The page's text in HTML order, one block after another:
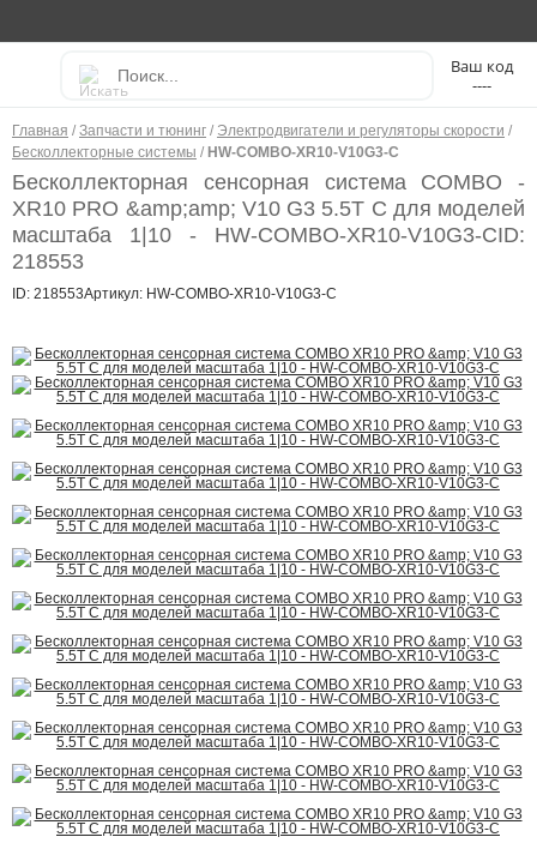
----
Главная / Запчасти и тюнинг / Электродвигатели и регуляторы скорости /
Бесколлекторные системы / HW-COMBO-XR10-V10­G3­-C
Бесколлекторная сенсорная система COMBO ­
XR10 PRO &amp;amp; V10 G3 5.5T C для моделей
масштаба 1|10 - HW-COMBO-XR10-V10­G3­-CID:
218553
ID: 218553Артикул: HW-COMBO-XR10-V10­G3­-C